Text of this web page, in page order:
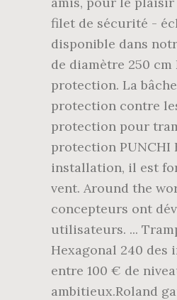
filet de sécurité -
disponible dans
de diamètre 250
protection. La
protection contre
protection pour
protection PUNCHI
installation, il est
vent. Around the
concepteurs ont
utilisateurs. ...
Hexagonal 240 des
entre 100 € de
ambitieux.Roland